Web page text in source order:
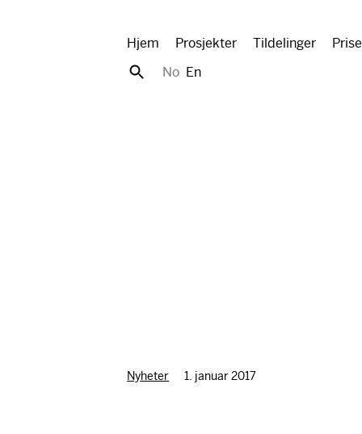
Hjem Prosjekter Tildelinger
No En
Nyheter 1. januar 2017